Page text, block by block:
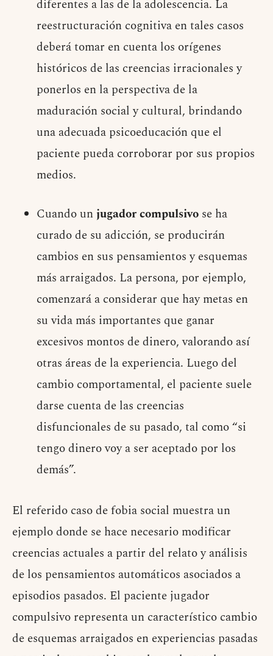
diferentes a las de la adolescencia. La
reestructuración cognitiva en tales casos
deberá tomar en cuenta los orígenes
históricos de las creencias irracionales y
ponerlos en la perspectiva de la
maduración social y cultural, brindando
una adecuada psicoeducación que el
paciente pueda corroborar por sus propios
medios.
Cuando unjugador compulsivo se ha
curado de su adicción, se producirán
cambios en sus pensamientos y esquemas
más arraigados. La persona, por ejemplo,
comenzará a considerar que hay metas en
su vida más importantes que ganar
excesivos montos de dinero, valorando así
otras áreas de la experiencia. Luego del
cambio comportamental, el paciente suele
darse cuenta de las creencias
disfuncionales de su pasado, tal como “si
tengo dinero voy a ser aceptado por los
demás”.
El referido caso de fobia social muestra un
ejemplo donde se hace necesario modificar
creencias actuales a partir del relato y análisis
de los pensamientos automáticos asociados a
episodios pasados. El paciente jugador
compulsivo representa un característico cambio
de esquemas arraigados en experiencias pasadas